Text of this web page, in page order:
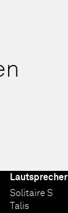
Lautsprecher
Solitaire S
Talis